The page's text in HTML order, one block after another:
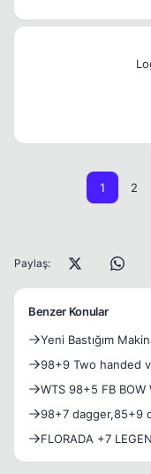
1 2
Paylaş:
Benzer Konular
Yeni Bastığım
+7Bow!
98+9 Two handed
98+7 dagger,85+9
gell =))